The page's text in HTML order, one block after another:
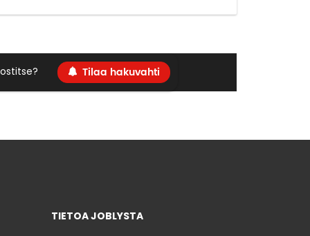
Tilaa hakuvahti
TIETOA JOBLYSTA